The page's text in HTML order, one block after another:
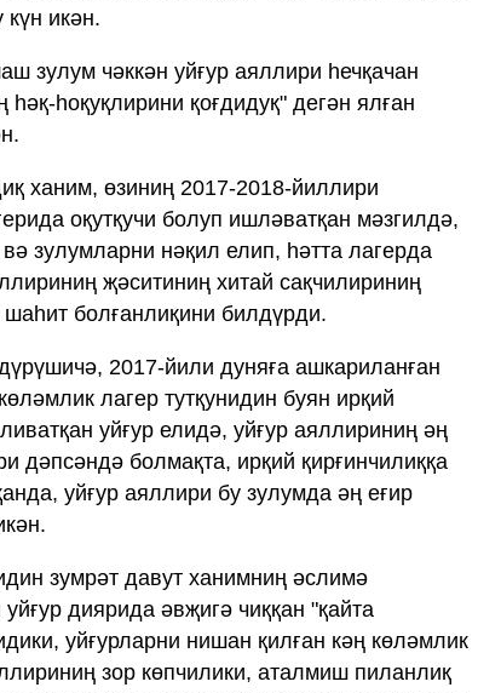
күн икән.
зулум чәккән уйғур аяллири һечқачан
һоқуқлирини қоғдидуқ" дегән ялған
ханим, өзиниң 2017-2018-йиллири
оқутқучи болуп ишләватқан мәзгилдә,
зулумларни нәқил елип, һәтта лагерда
җәситиниң хитай сақчилириниң
болғанлиқини билдүрди.
2017-йили дуняға ашкариланған
лагер тутқунидин буян ирқий
уйғур елидә, уйғур аяллириниң әң
дәпсәндә болмақта, ирқий қирғинчилиққа
уйғур аяллири бу зулумда әң еғир
зумрәт давут ханимниң әслимә
диярида әвҗигә чиққан "қайта
уйғурларни нишан қилған кәң көләмлик
зор көпчилики, аталмиш пиланлиқ